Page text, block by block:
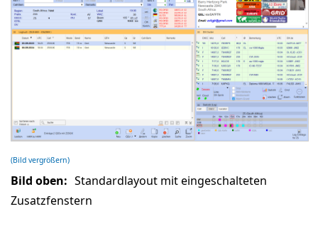
(Bild vergrößern)
Bild oben: Standardlayout mit eingeschalteten
Zusatzfenstern